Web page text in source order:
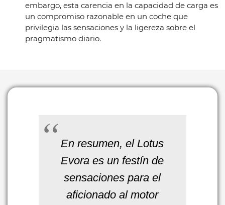
embargo, esta carencia en la capacidad de carga es
un compromiso razonable en un coche que
privilegia las sensaciones y la ligereza sobre el
pragmatismo diario.
En resumen, el Lotus
Evora es un festín de
sensaciones para el
aficionado al motor